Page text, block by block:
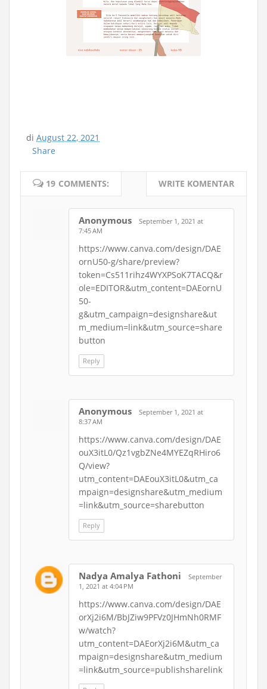
di August 22, 2021
Share
19 COMMENTS: WRITE KOMENTAR
Anonymous
September 1, 2021 at
7:45 AM
https://www.canva.com/design/DAE
ornU50-g/share/preview?
token=Cs511rihz4WYXPSoK7TACQ&r
ole=EDITOR&utm_content=DAEornU
50-
g&utm_campaign=designshare&ut
m_medium=link&utm_source=share
button
Reply
Anonymous
September 1, 2021 at
8:37 AM
https://www.canva.com/design/DAE
ouX3itL0/Qz1vgbZNe4MYEZqRHiro6
Q/view?
utm_content=DAEouX3itL0&utm_ca
mpaign=designshare&utm_medium
=link&utm_source=sharebutton
Reply
Nadya Amalya Fathoni
September
1, 2021 at 4:04 PM
https://www.canva.com/design/DAE
orXj2i6M/BbJZiw9PFVz0JHmNh0RMF
w/watch?
utm_content=DAEorXj2i6M&utm_ca
mpaign=designshare&utm_medium
=link&utm_source=publishsharelink